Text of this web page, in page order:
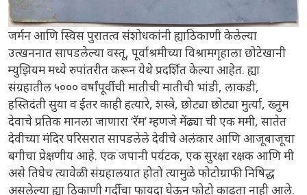
जर्मन आणि स्विस पुरातत्व संशोधकांनी ह्याठिकाणी केलेल्या
उत्खननात सापडलेल्या वस्तू, पूर्वाश्रमीच्या विश्रामगृहाला छोटेखानी
म्युझियम मध्ये रुपांतरीत करून येथे प्रदर्शित केल्या आहेत. ह्या
संग्रहातील ५००० वर्षांपूर्वीची मातीची मातीची भांडी, लाकडी,
हस्तिदंती सुया व ईतर काही हत्यारे, शस्त्रे, छोट्या छोट्या मुर्त्या, ख्नुम
देवाचे प्रतिक मानला जाणारा ‘रॅम’ म्हणजे मेंढ्या ची एक ममी, सातेत
देवीच्या मंदिर परिसरात सापडलेले देवीचे अलंकार आणि आजूबाजूचा
बगीचा प्रेक्षणीय आहे. एक जपानी पर्यटक, एक सुरक्षा रक्षक आणि मी
असे तिघेच त्यावेळी संग्रहालयात होतो त्यामुळे फोटोग्राफी निषिद्ध
असलेल्या ह्या ठिकाणी गर्दीचा फायदा घेऊन फोटो काढता नाही आले.